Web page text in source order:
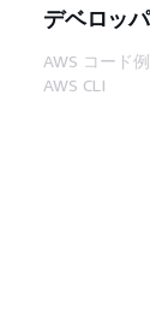
デベロッ
AWS コード
AWS CLI